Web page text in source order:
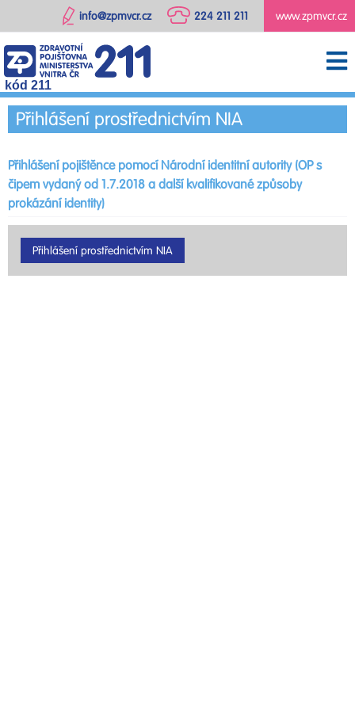
www.zpmvcr.cz
224 211 211
info@zpmvcr.cz
kód 211
Přihlášení prostřednictvím NIA
Přihlášení pojištěnce pomocí Národní identitní autority (OP s
čipem vydaný od 1.7.2018 a další kvalifikované způsoby
prokázání identity)